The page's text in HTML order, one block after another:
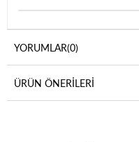
YORUMLAR(0)
ÜRÜN ÖNERILERI